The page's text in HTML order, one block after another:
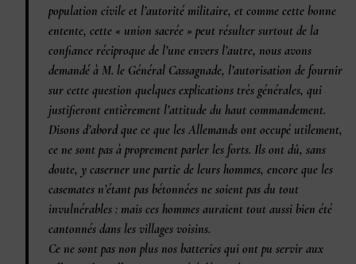
population civile et l’autorité militaire, et comme cette bonne
entente, cette « union sacrée » peut résulter surtout de la
confiance réciproque de l’une envers l’autre, nous avons
demandé à M. le Général Cassagnade, l’autorisation de fournir
sur cette question quelques explications très générales, qui
justifieront entièrement l’attitude du haut commandement.
Disons d’abord que ce que les Allemands ont occupé utilement,
ce ne sont pas à proprement parler les forts. Ils ont dû, sans
doute, y caserner une partie de leurs hommes, encore que les
casemates n’étant pas bétonnées ne soient pas du tout
invulnérables : mais ces hommes auraient tout aussi bien été
cantonnés dans les villages voisins.
Ce ne sont pas non plus nos batteries qui ont pu servir aux